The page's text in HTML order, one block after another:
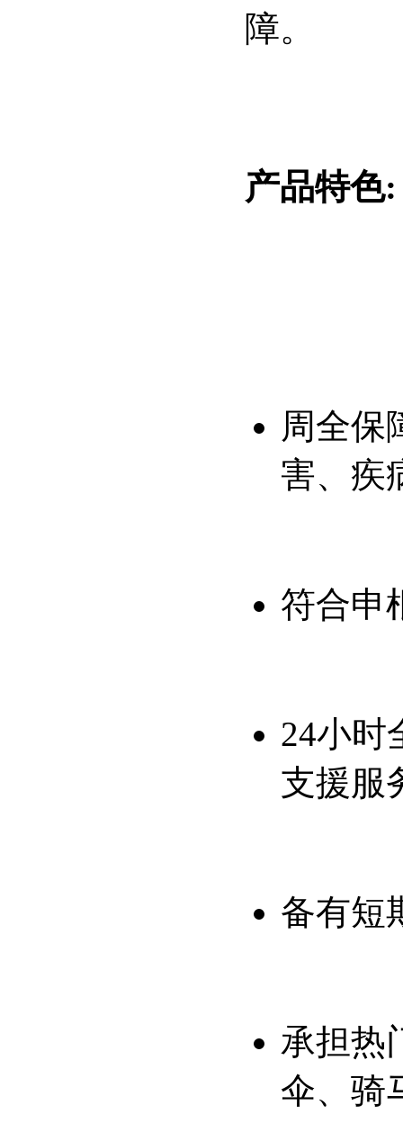
障。
产品特色:
周全保
害、疾
符合申
24小时
支援服
备有短
承担热
伞、骑